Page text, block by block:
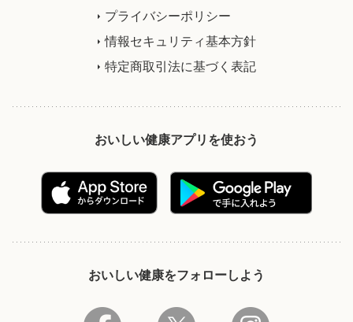
プライバシーポリシー
情報セキュリティ基本方針
特定商取引法に基づく表記
おいしい健康アプリを使おう
おいしい健康をフォローしよう